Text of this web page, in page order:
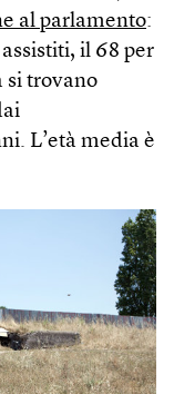
al parlamento:
il 68 per
si trovano
L’età media è